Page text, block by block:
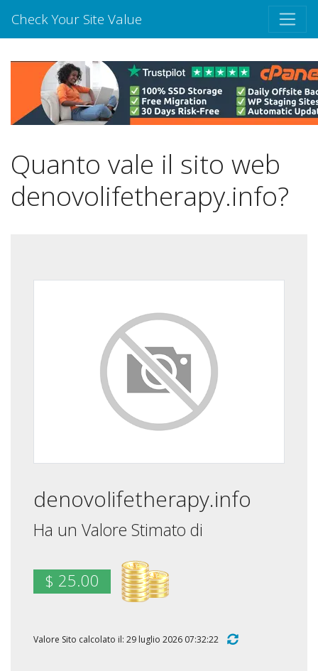
Check Your Site Value
Quanto vale il sito web
denovolifetherapy.info?
denovolifetherapy.info
Ha un Valore Stimato di
$ 25.00
Valore Sito calcolato il: 29 luglio 2026 07:32:22